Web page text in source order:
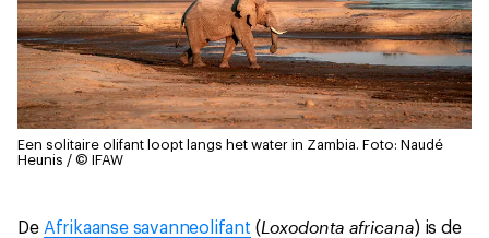
Een solitaire olifant loopt langs het water in Zambia. Foto: Naudé
Heunis / © IFAW
De Afrikaanse savanneolifant (Loxodonta africana) is de